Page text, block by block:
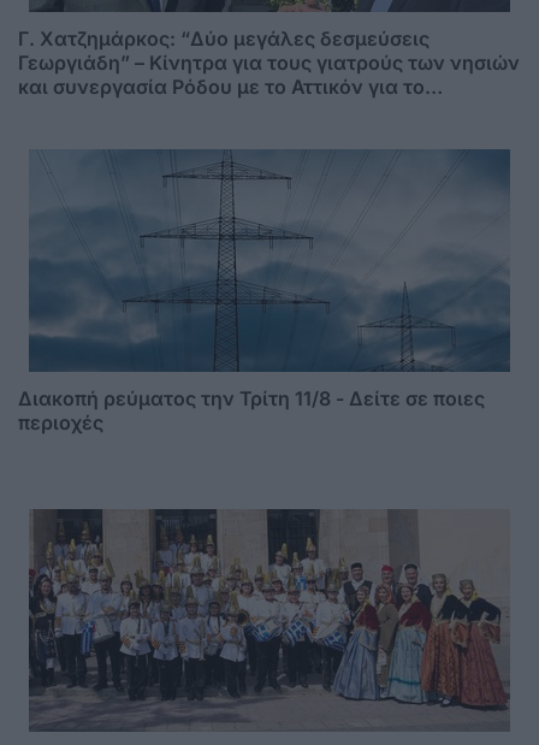
Γ. Χατζημάρκος: “Δύο μεγάλες δεσμεύσεις
Γεωργιάδη” – Κίνητρα για τους γιατρούς των νησιών
και συνεργασία Ρόδου με το Αττικόν για το
Διακοπή ρεύματος την Τρίτη 11/8 - Δείτε σε ποιες
περιοχές